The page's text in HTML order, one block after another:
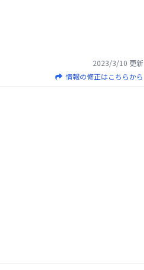
2023/3/10 更新
情報の修正はこちらから